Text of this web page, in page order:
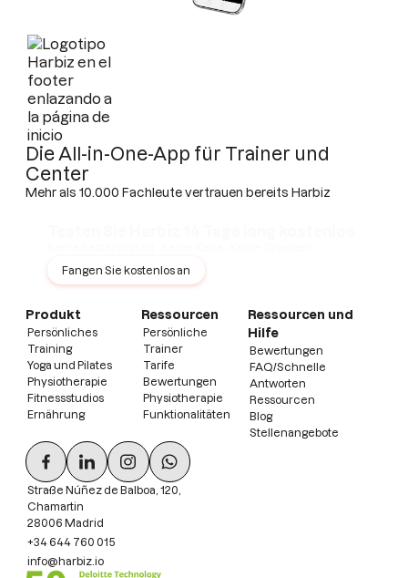
Die All-in-One-App für Trainer und
Center
Mehr als 10.000 Fachleute vertrauen bereits Harbiz
Fangen Sie kostenlos an
Produkt
Persönliches
Training
Yoga und Pilates
Physiotherapie
Fitnessstudios
Ernährung
Ressourcen
Persönliche
Trainer
Tarife
Bewertungen
Physiotherapie
Funktionalitäten
Ressourcen und
Hilfe
Bewertungen
FAQ/Schnelle
Antworten
Ressourcen
Blog
Stellenangebote
Straße Núñez de Balboa, 120,
Chamartin
28006 Madrid
+34 644 760 015
info@harbiz.io